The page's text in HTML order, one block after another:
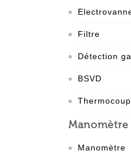
Filtre
Détection
BSVD
Manomètre